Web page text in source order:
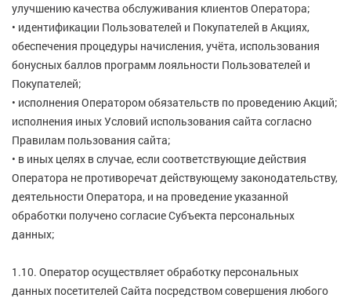
улучшению качества обслуживания клиентов Оператора;
• идентификации Пользователей и Покупателей в Акциях,
обеспечения процедуры начисления, учёта, использования
бонусных баллов программ лояльности Пользователей и
Покупателей;
• исполнения Оператором обязательств по проведению Акций;
исполнения иных Условий использования сайта согласно
Правилам пользования сайта;
• в иных целях в случае, если соответствующие действия
Оператора не противоречат действующему законодательству,
деятельности Оператора, и на проведение указанной
обработки получено согласие Субъекта персональных
данных;
1.10. Оператор осуществляет обработку персональных
данных посетителей Сайта посредством совершения любого